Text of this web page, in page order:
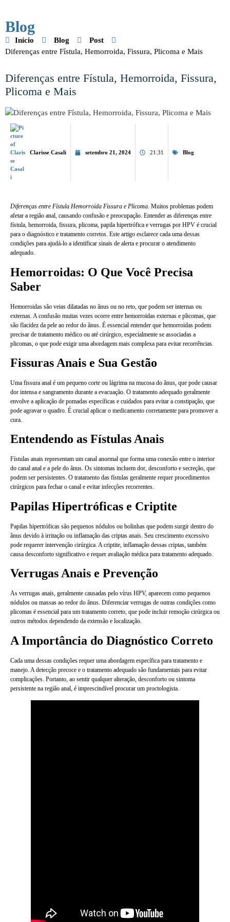
Blog
Início Blog
Post
Diferenças entre Fístula, Hemorroida, Fissura, Plicoma e Mais
Diferenças entre Fístula, Hemorroida, Fissura,
Plicoma e Mais
Clarisse Casali setembro 21, 2024 21:31 Blog
Diferenças entre Fístula Hemorroida Fissura e Plicoma. Muitos problemas podem
afetar a região anal, causando confusão e preocupação. Entender as diferenças entre
fístula, hemorroida, fissura, plicoma, papila hipertrófica e verrugas por HPV é crucial
para o diagnóstico e tratamento corretos. Este artigo esclarece cada uma dessas
condições para ajudá-lo a identificar sinais de alerta e procurar o atendimento
adequado.
Hemorroidas: O Que Você Precisa
Saber
Hemorroidas são veias dilatadas no ânus ou no reto, que podem ser internas ou
externas. A confusão muitas vezes ocorre entre hemorroidas externas e plicomas, que
são flacidez da pele ao redor do ânus. É essencial entender que hemorroidas podem
precisar de tratamento médico ou até cirúrgico, especialmente se associadas a
plicomas, o que pode exigir uma abordagem mais complexa para evitar recorrências.
Fissuras Anais e Sua Gestão
Uma fissura anal é um pequeno corte ou lágrima na mucosa do ânus, que pode causar
dor intensa e sangramento durante a evacuação. O tratamento adequado geralmente
envolve a aplicação de pomadas específicas e cuidados para evitar a constipação, que
pode agravar o quadro. É crucial aplicar o medicamento corretamente para promover a
cura.
Entendendo as Fístulas Anais
Fístulas anais representam um canal anormal que forma uma conexão entre o interior
do canal anal e a pele do ânus. Os sintomas incluem dor, desconforto e secreção, que
podem ser persistentes. O tratamento das fístulas geralmente requer procedimentos
cirúrgicos para fechar o canal e evitar infecções recorrentes.
Papilas Hipertróficas e Criptite
Papilas hipertróficas são pequenos nódulos ou bolinhas que podem surgir dentro do
ânus devido à irritação ou inflamação das criptas anais. Seu crescimento excessivo
pode requerer intervenção cirúrgica. A criptite, inflamação dessas criptas, também
causa desconforto significativo e requer avaliação médica para tratamento adequado.
Verrugas Anais e Prevenção
As verrugas anais, geralmente causadas pelo vírus HPV, aparecem como pequenos
nódulos ou massas ao redor do ânus. Diferenciar verrugas de outras condições como
plicomas é essencial para um tratamento correto, que pode incluir remoção cirúrgica ou
outros métodos dependendo da extensão e localização.
A Importância do Diagnóstico Correto
Cada uma dessas condições requer uma abordagem específica para tratamento e
manejo. A detecção precoce e o tratamento adequado são fundamentais para evitar
complicações. Portanto, ao sentir qualquer alteração, desconforto ou sintoma
persistente na região anal, é imprescindível procurar um proctologista.